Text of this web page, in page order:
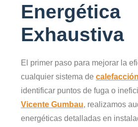
Energética
Exhaustiva
El primer paso para mejorar la
cualquier sistema de
identificar puntos de fuga o
Vicente Gumbau, realizamos
energéticas detalladas en